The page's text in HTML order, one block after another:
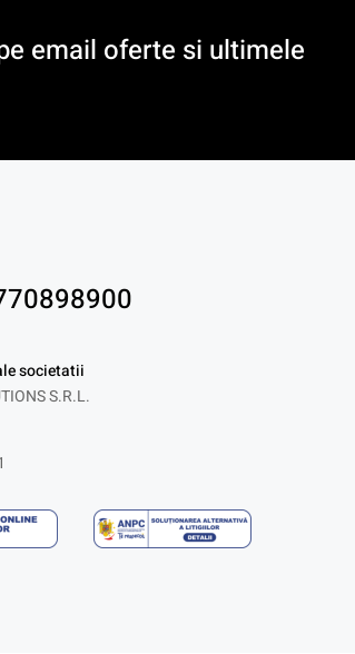
email oferte si ultimele
societatii
S.R.L.